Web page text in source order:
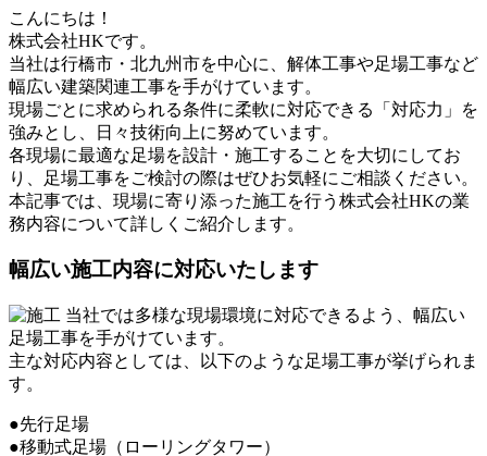
こんにちは！
株式会社HKです。
当社は行橋市・北九州市を中心に、解体工事や足場工事など
幅広い建築関連工事を手がけています。
現場ごとに求められる条件に柔軟に対応できる「対応力」を
強みとし、日々技術向上に努めています。
各現場に最適な足場を設計・施工することを大切にしてお
り、足場工事をご検討の際はぜひお気軽にご相談ください。
本記事では、現場に寄り添った施工を行う株式会社HKの業
務内容について詳しくご紹介します。
幅広い施工内容に対応いたします
当社では多様な現場環境に対応できるよう、幅広い
足場工事を手がけています。
主な対応内容としては、以下のような足場工事が挙げられま
す。
●先行足場
●移動式足場（ローリングタワー）